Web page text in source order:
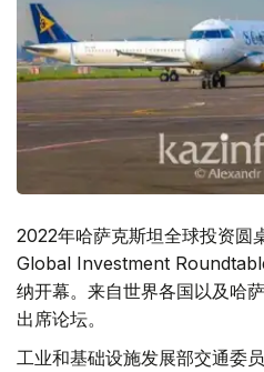
2022年哈萨克斯坦全球投资圆
Global Investment
纳开幕。来自世界各国以及哈
出席论坛。
工业和基础设施发展部交通委